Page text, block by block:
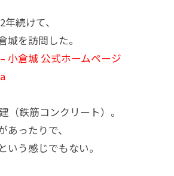
続けて、
城を訪問した。
小倉城 公式ホームページ
（鉄筋コンクリート）。
ったりで、
いう感じでもない。